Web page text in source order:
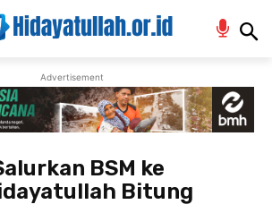
Advertisement
BSM ke
Bitung